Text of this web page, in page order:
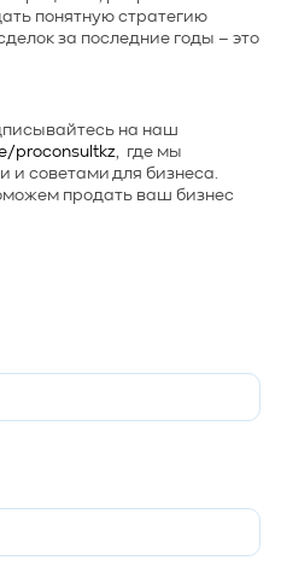
понятную стратегию
за последние годы – это
на наш
proconsultkz, где мы
и советами для бизнеса.
продать ваш бизнес